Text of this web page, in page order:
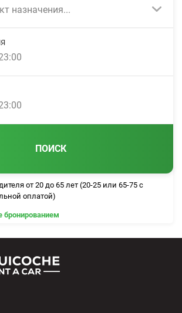
назначения...
ПОИСК
от 20 до 65 лет (20-25 или 65-75 с
оплатой)
бронированием